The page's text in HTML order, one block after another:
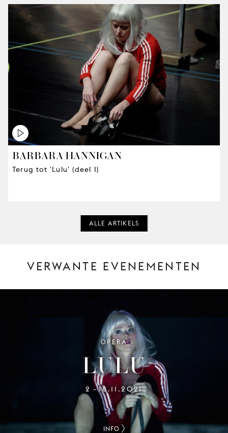
BARBARA HANNIGAN
Terug tot 'Lulu' (deel I)
ALLE ARTIKELS
VERWANTE EVENEMENTEN
OPERA
LULU
2 –18.11.2021
INFO